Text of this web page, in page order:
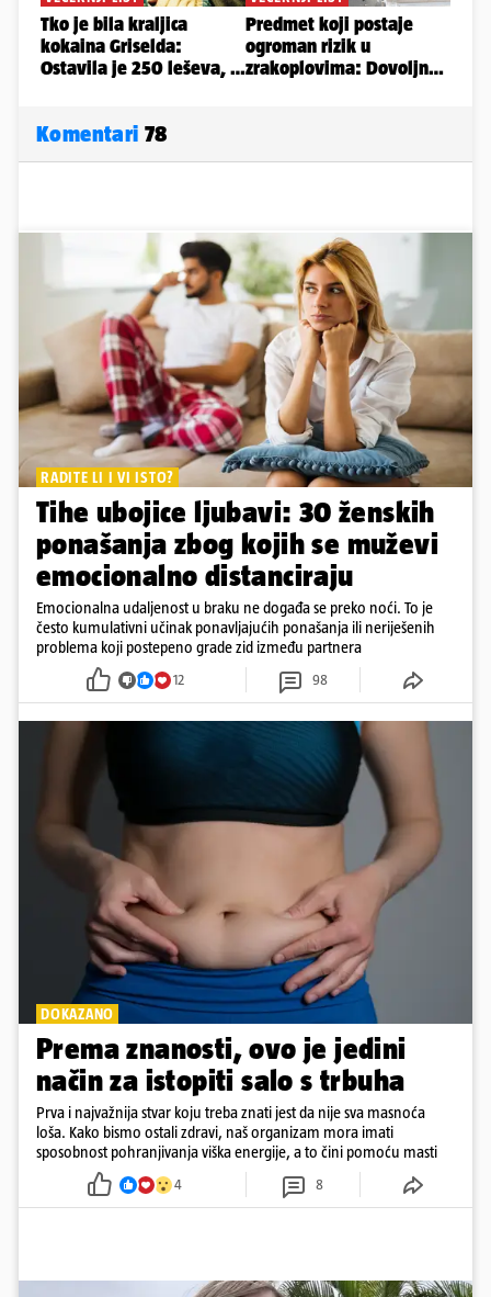
Komentari 78
RADITE LI I VI ISTO?
Tihe ubojice ljubavi: 30 ženskih
ponašanja zbog kojih se muževi
emocionalno distanciraju
Emocionalna udaljenost u braku ne događa se preko noći. To je
često kumulativni učinak ponavljajućih ponašanja ili neriješenih
problema koji postepeno grade zid između partnera
12 98
DOKAZANO
Prema znanosti, ovo je jedini
način za istopiti salo s trbuha
Prva i najvažnija stvar koju treba znati jest da nije sva masnoća
loša. Kako bismo ostali zdravi, naš organizam mora imati
sposobnost pohranjivanja viška energije, a to čini pomoću masti
4 8